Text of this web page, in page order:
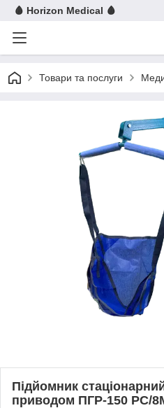
🩸 Horizon Medical 🩸
Товари та послуги
Підйомник
приводом ПГР-150 РС/